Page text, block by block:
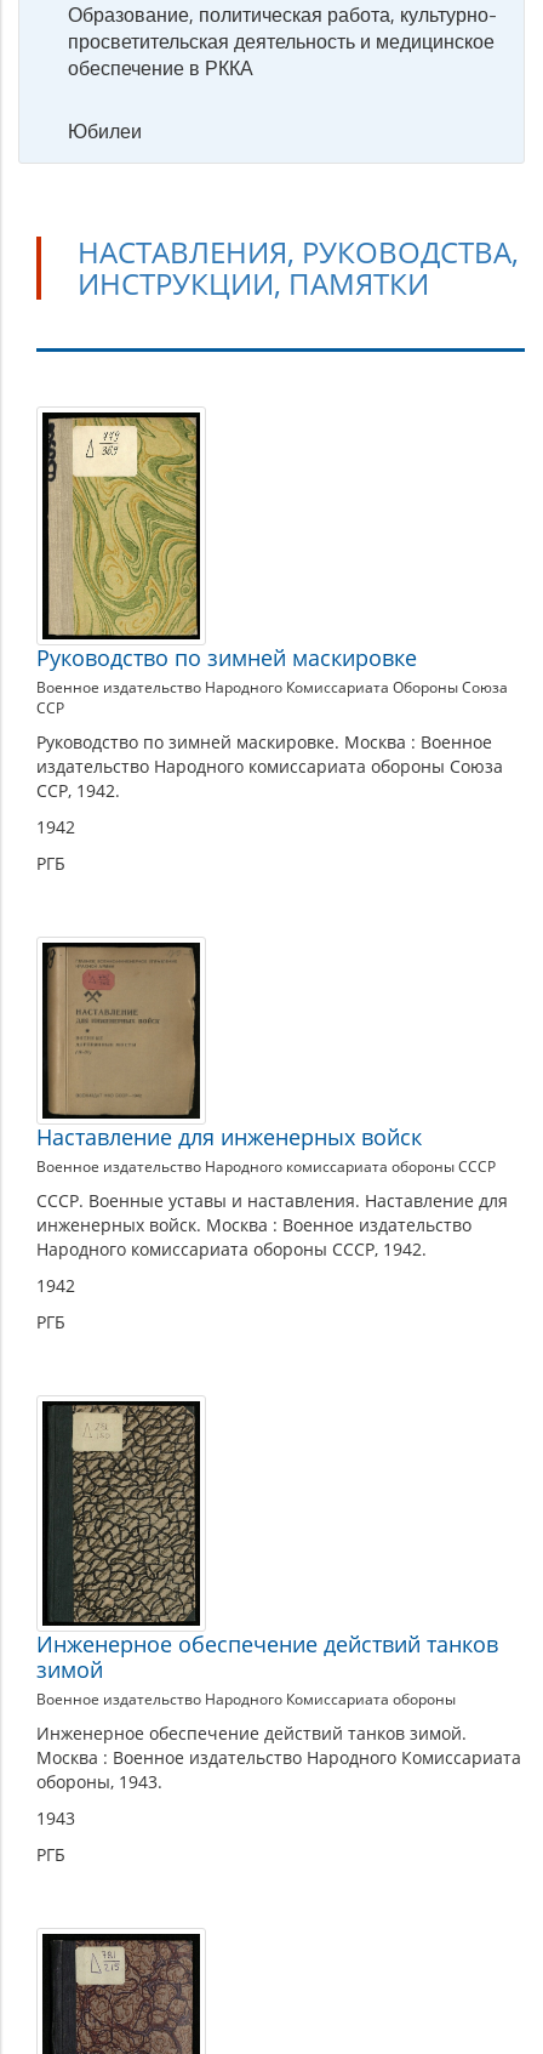
Образование, политическая работа, культурно-
просветительская деятельность и медицинское
обеспечение в РККА
Юбилеи
НАСТАВЛЕНИЯ, РУКОВОДСТВА,
ИНСТРУКЦИИ, ПАМЯТКИ
Наставления,
руководства,
инструкции,
памятки
Руководство по зимней маскировке
Военное издательство Народного Комиссариата Обороны Союза
ССР
Руководство по зимней маскировке. Москва : Военное
издательство Народного комиссариата обороны Союза
ССР, 1942.
1942
РГБ
Наставление для инженерных войск
Военное издательство Народного комиссариата обороны СССР
СССР. Военные уставы и наставления. Наставление для
инженерных войск. Москва : Военное издательство
Народного комиссариата обороны СССР, 1942.
1942
РГБ
Инженерное обеспечение действий танков
зимой
Военное издательство Народного Комиссариата обороны
Инженерное обеспечение действий танков зимой.
Москва : Военное издательство Народного Комиссариата
обороны, 1943.
1943
РГБ